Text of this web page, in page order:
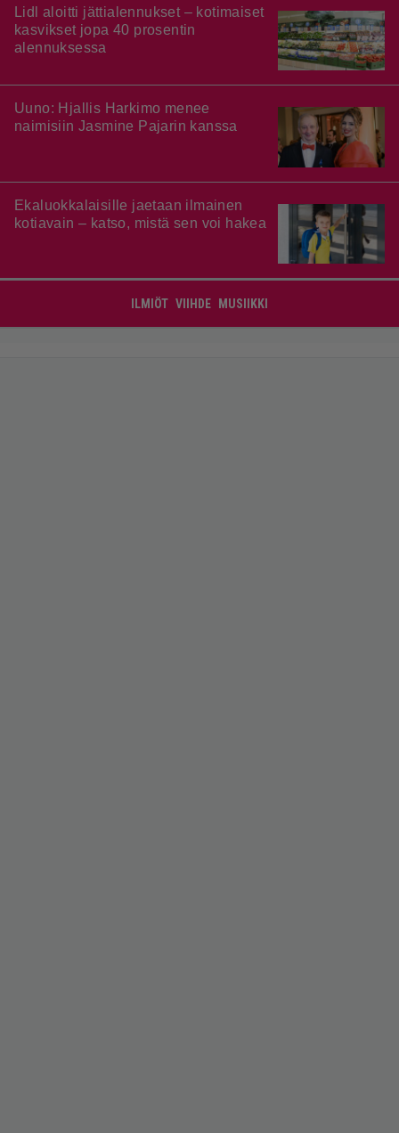
Lidl aloitti jättialennukset – kotimaiset
kasvikset jopa 40 prosentin
alennuksessa
Uuno: Hjallis Harkimo menee
naimisiin Jasmine Pajarin kanssa
Ekaluokkalaisille jaetaan ilmainen
kotiavain – katso, mistä sen voi hakea
ILMIÖT VIIHDE MUSIIKKI